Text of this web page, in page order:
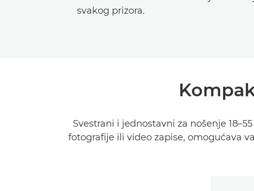
svakog prizora.
Svestrani i jednostavni za nošenje
fotografije ili video zapise, omogućava